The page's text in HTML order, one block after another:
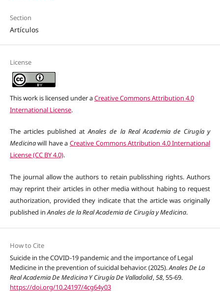
Section
Artículos
License
This work is licensed under aCreative Commons Attribution 4.0
International License.
The articles published atAnales de la Real Academia de Cirugía y
Medicinawill have a Creative Commons Attribution 4.0 International
License (CC BY 4.0).
The journal allow the authors to retain publisshing rights. Authors
may reprint their articles in other media without habing to request
authorization, provided they indicate that the article was originally
published in Anales de la Real Academia de Cirugía y Medicina.
How to Cite
Suicide in the COVID-19 pandemic and the importance of Legal
Medicine in the prevention of suicidal behavior. (2025).Anales De La
Real Academia De Medicina Y Cirugía De Valladolid,58, 55-69.
https://doi.org/10.24197/4cg64y03